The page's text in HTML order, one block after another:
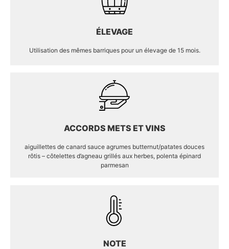
ÉLEVAGE
Utilisation des mêmes barriques pour un élevage de 15 mois.
ACCORDS METS ET VINS
aiguillettes de canard sauce agrumes butternut/patates douces
rôtis – côtelettes d’agneau grillés aux herbes, polenta épinard
parmesan
NOTE